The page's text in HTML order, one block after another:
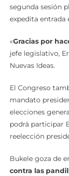
segunda sesión
expedita entrada
«Gracias por
jefe legislativo,
Nuevas Ideas.
El Congreso
mandato
elecciones
podrá participar
reelección
Bukele goza de
contra las